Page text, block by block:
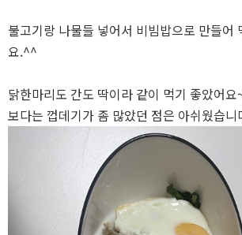
불고기랑 나물들 넣어서 비빔밥으로 만들어
요.^^
닭한마리도 간도 딱이라 같이 먹기 좋았어
보다는 껍데기가 좀 많았던 점은 아쉬웠습니